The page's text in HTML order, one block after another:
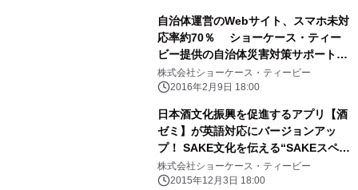
自治体運営のWebサイト、スマホ未対
応率約70％ ショーケース・ティー
ビー提供の自治体災害対策サポートに
秋田県湯沢市が参画 ～災害サイトの
スマートフォン表示最適化による利便
株式会社ショーケース・ティービー
2016年2月9日 18:00
日本酒文化振興を促進するアプリ【酒
ゼミ】が英語対応にバージョンアッ
プ！ SAKE文化を伝える“SAKEスペシ
ャリスト”の活動を世界に発信
株式会社ショーケース・ティービー
2015年12月3日 18:00